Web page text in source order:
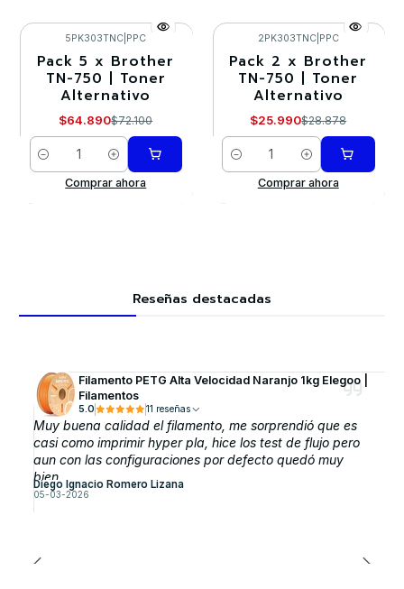
-10%
5PK303TNC PPC
Pack 5 x Brother
TN-750 | Toner
Alternativo
$64.890$72.100
Cantidad
Comprar ahora
-10%
2PK303TNC| PPC
Pack 2 x Brother
TN-750 | Toner
Alternativo
$25.990$28.878
Cantidad
Comprar ahora
Reseñas destacadas
Filamento PETG Alta Velocidad Naranjo 1kg Elegoo |
Filamentos
5.0 11 reseñas
Muy buena calidad el filamento, me sorprendió que es
casi como imprimir hyper pla, hice los test de flujo pero
aun con las configuraciones por defecto quedó muy
bien.
Diego Ignacio Romero Lizana
05-03-2026